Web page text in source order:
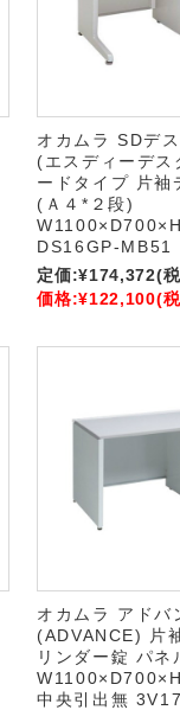
オカムラ SDデ
(エスディーデス
ードタイプ 片袖
(Ａ４*２段)
DS16GP-MB51
定価:¥174,372(
価格:¥122,100(
オカムラ アドバ
(ADVANCE) 片
リンダー錠 パネ
中央引出無